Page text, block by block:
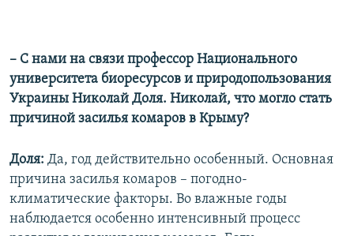
– С нами на связи профессор Национального
университета биоресурсов и природопользования
Украины Николай Доля. Николай, что могло стать
причиной засилья комаров в Крыму?
Доля: Да, год действительно особенный. Основная
причина засилья комаров – погодно-
климатические факторы. Во влажные годы
наблюдается особенно интенсивный процесс